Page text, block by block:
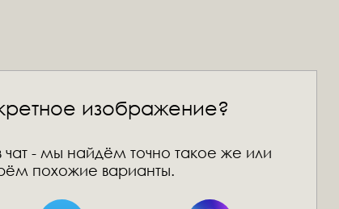
изображение?
- мы найдём точно такое же или
похожие варианты.